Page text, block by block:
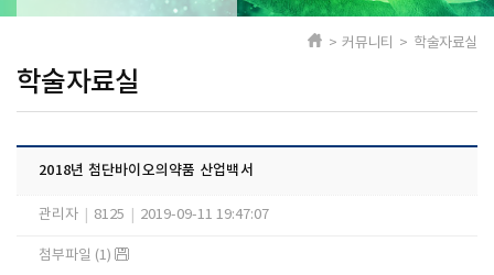
학술자료실
> 커뮤니티 > 학술자료실
2018년 첨단바이오의약품 산업백서
관리자 8125 2019-09-11 19:47:07
첨부파일 (1)